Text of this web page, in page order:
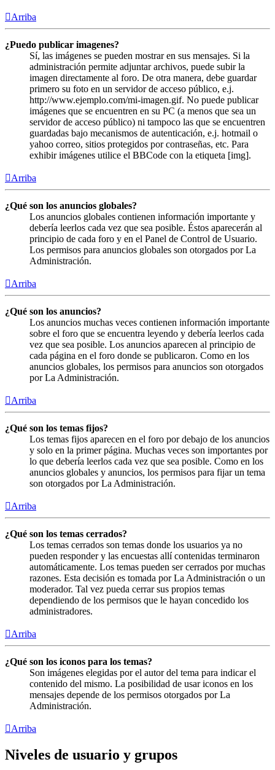
Arriba
¿Puedo publicar imagenes?
Sí, las imágenes se pueden mostrar en sus mensajes. Si la
administración permite adjuntar archivos, puede subir la
imagen directamente al foro. De otra manera, debe guardar
primero su foto en un servidor de acceso público, e.j.
http://www.ejemplo.com/mi-imagen.gif. No puede publicar
imágenes que se encuentren en su PC (a menos que sea un
servidor de acceso público) ni tampoco las que se encuentren
guardadas bajo mecanismos de autenticación, e.j. hotmail o
yahoo correo, sitios protegidos por contraseñas, etc. Para
exhibir imágenes utilice el BBCode con la etiqueta [img].
Arriba
¿Qué son los anuncios globales?
Los anuncios globales contienen información importante y
debería leerlos cada vez que sea posible. Éstos aparecerán al
principio de cada foro y en el Panel de Control de Usuario.
Los permisos para anuncios globales son otorgados por La
Administración.
Arriba
¿Qué son los anuncios?
Los anuncios muchas veces contienen información importante
sobre el foro que se encuentra leyendo y debería leerlos cada
vez que sea posible. Los anuncios aparecen al principio de
cada página en el foro donde se publicaron. Como en los
anuncios globales, los permisos para anuncios son otorgados
por La Administración.
Arriba
¿Qué son los temas fijos?
Los temas fijos aparecen en el foro por debajo de los anuncios
y solo en la primer página. Muchas veces son importantes por
lo que debería leerlos cada vez que sea posible. Como en los
anuncios globales y anuncios, los permisos para fijar un tema
son otorgados por La Administración.
Arriba
¿Qué son los temas cerrados?
Los temas cerrados son temas donde los usuarios ya no
pueden responder y las encuestas allí contenidas terminaron
automáticamente. Los temas pueden ser cerrados por muchas
razones. Esta decisión es tomada por La Administración o un
moderador. Tal vez pueda cerrar sus propios temas
dependiendo de los permisos que le hayan concedido los
administradores.
Arriba
¿Qué son los iconos para los temas?
Son imágenes elegidas por el autor del tema para indicar el
contenido del mismo. La posibilidad de usar iconos en los
mensajes depende de los permisos otorgados por La
Administración.
Arriba
Niveles de usuario y grupos